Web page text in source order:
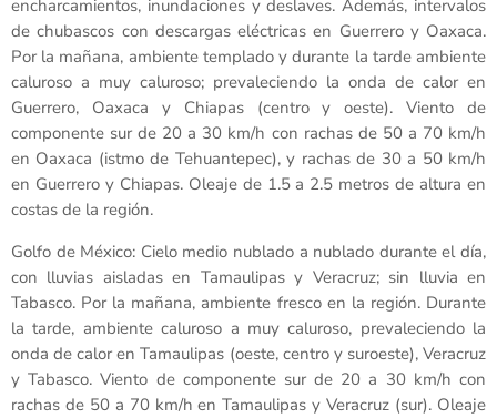
encharcamientos, inundaciones y deslaves. Además, intervalos
de chubascos con descargas eléctricas en Guerrero y Oaxaca.
Por la mañana, ambiente templado y durante la tarde ambiente
caluroso a muy caluroso; prevaleciendo la onda de calor en
Guerrero, Oaxaca y Chiapas (centro y oeste). Viento de
componente sur de 20 a 30 km/h con rachas de 50 a 70 km/h
en Oaxaca (istmo de Tehuantepec), y rachas de 30 a 50 km/h
en Guerrero y Chiapas. Oleaje de 1.5 a 2.5 metros de altura en
costas de la región.
Golfo de México: Cielo medio nublado a nublado durante el día,
con lluvias aisladas en Tamaulipas y Veracruz; sin lluvia en
Tabasco. Por la mañana, ambiente fresco en la región. Durante
la tarde, ambiente caluroso a muy caluroso, prevaleciendo la
onda de calor en Tamaulipas (oeste, centro y suroeste), Veracruz
y Tabasco. Viento de componente sur de 20 a 30 km/h con
rachas de 50 a 70 km/h en Tamaulipas y Veracruz (sur). Oleaje